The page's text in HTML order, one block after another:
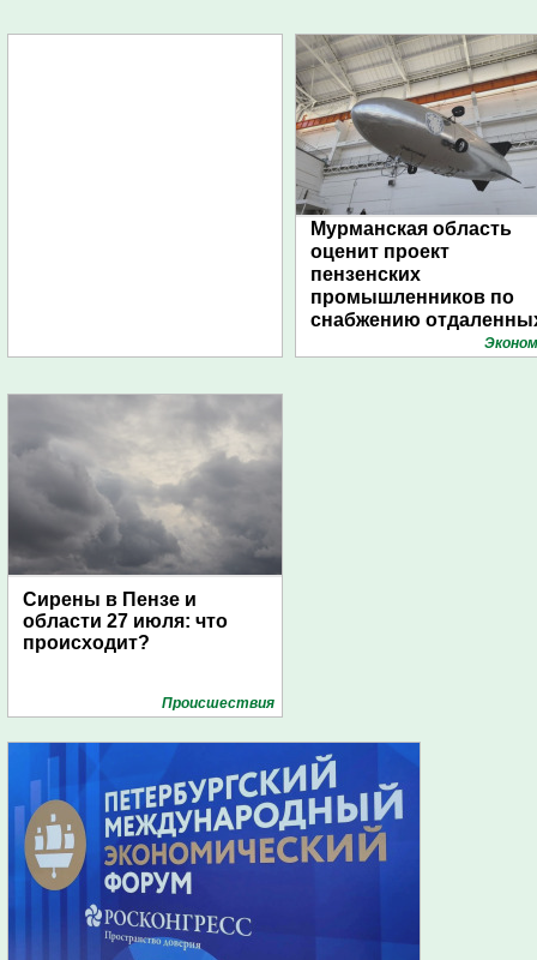
Мурманская область
оценит проект
пензенских
промышленников по
снабжению
поселений с помощью
Сирены в Пензе и
области 27 июля: что
происходит?
Проиcшествия